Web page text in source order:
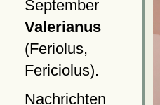
September
Valerianus
(Feriolus,
Fericiolus).
Nachrichten